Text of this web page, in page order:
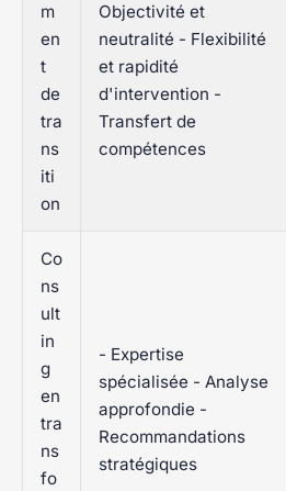
m
en
t
de
tra
ns
iti
on
Objectivité et
neutralité - Flexibilité
et rapidité
d'intervention -
Transfert de
compétences
Co
ns
ult
in
g
en
tra
ns
fo
- Expertise
spécialisée - Analyse
approfondie -
Recommandations
stratégiques